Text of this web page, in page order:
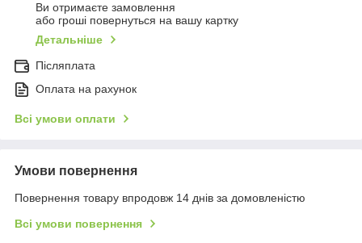
Ви отримаєте замовлення
або гроші повернуться на вашу картку
Детальніше
Післяплата
Оплата на рахунок
Всі умови оплати
Умови повернення
Повернення товару впродовж 14 днів за домовленістю
Всі умови повернення